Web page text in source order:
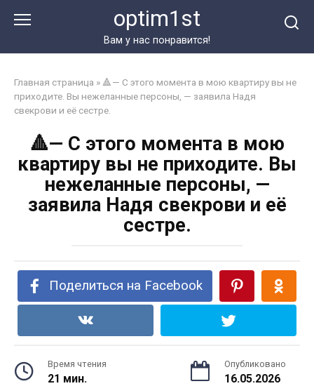
optim1st
Вам у нас понравится!
Главная страница » 🔺— С этого момента в мою квартиру вы не
приходите. Вы нежеланные персоны, — заявила Надя
свекрови и её сестре.
🔺— С этого момента в мою
квартиру вы не приходите. Вы
нежеланные персоны, —
заявила Надя свекрови и её
сестре.
Поделиться на Facebook
Время чтения
21 мин.
Опубликовано
16.05.2026